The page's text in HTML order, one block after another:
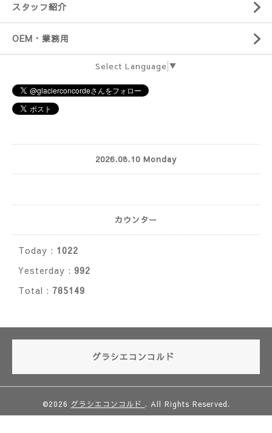
スタッフ紹介
OEM・業務用
Select Language ▼
2026.08.10 Monday
カウンター
Today : 1022
Yesterday : 992
Total : 785149
グラシエコンコルド
©2026 グラシエコンコルド . All Rights Reserved.